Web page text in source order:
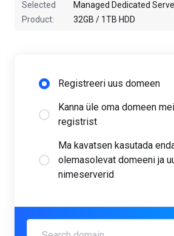
Selected
Product:
Managed Dedicated
32GB / 1TB HDD
Registreeri uus domeen
Kanna üle oma domeen
registrist
Ma kavatsen kasutada
olemasolevat domeeni ja
nimeserverid